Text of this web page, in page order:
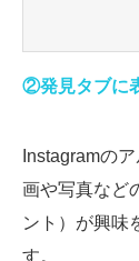
②発見タブに
Instagramの
画や写真など
ント）が興味
す。